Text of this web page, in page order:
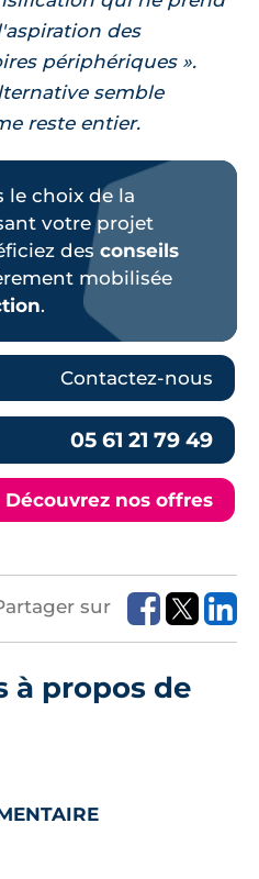
des
périphériques ».
semble
reste entier.
le choix de la
votre projet
des conseils
mobilisée
.
Contactez-nous
05 61 21 79 49
Découvrez nos offres
sur
à propos de